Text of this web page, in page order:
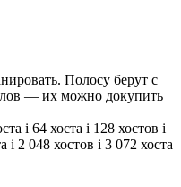
Полосу берут с
— их можно докупить
i 64 хоста i 128 хостов i
i 2 048 хостов i 3 072 хоста